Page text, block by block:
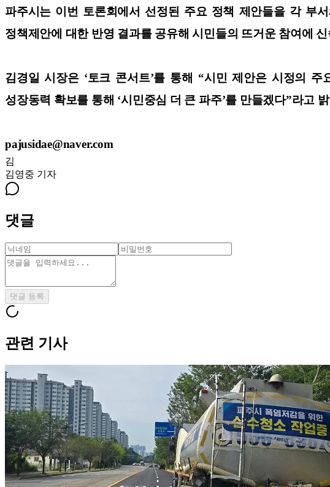
파주시는 이번 토론회에서 선정된 주요 정책 제안들을 각 부
정책제안에 대한 반영 결과를 공유해 시민들의 뜨거운 참여에
김경일 시장은 ‘토크 콘서트’를 통해 “시민 제안은 시정의
성장동력 확보를 통해 ‘시민중심 더 큰 파주’를 만들겠다”라고
pajusidae@naver.com
김
김영중 기자
댓글
댓글 등록
관련 기사